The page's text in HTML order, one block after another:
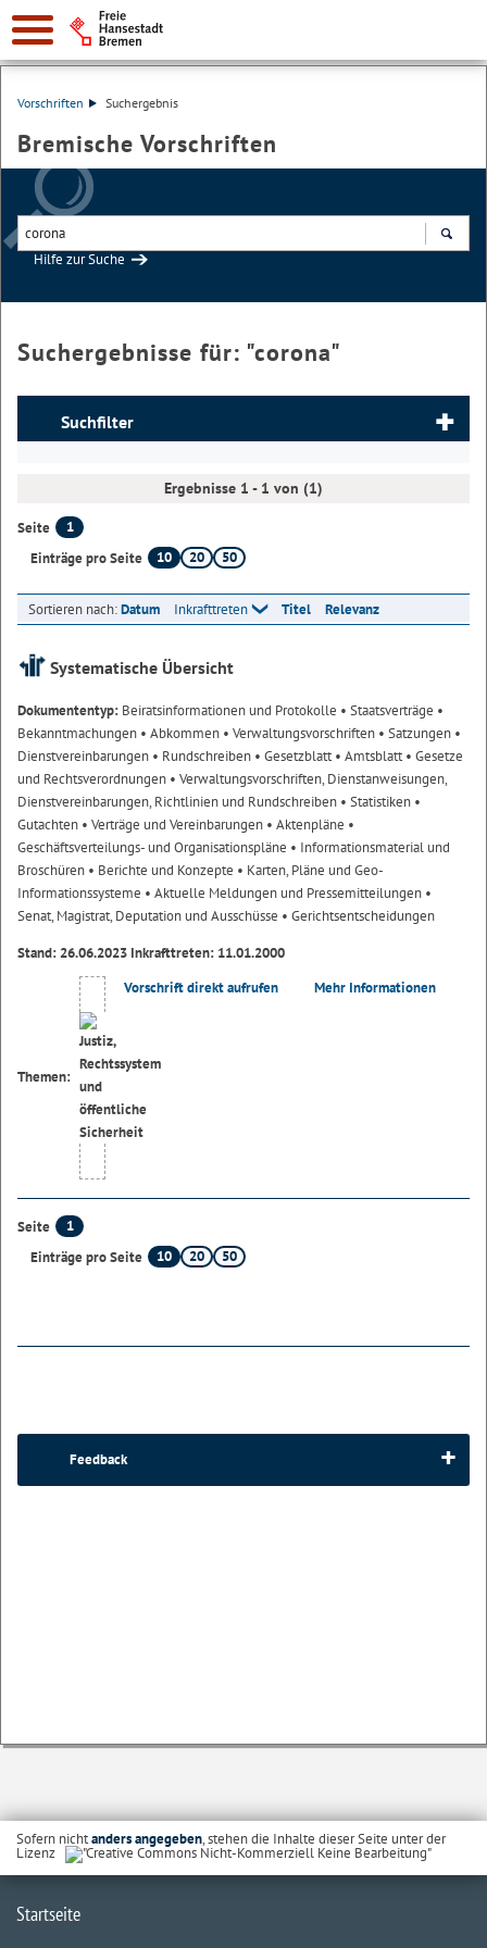
Vorschriften Suchergebnis
Bremische Vorschriften
Hilfe zur Suche
Suchergebnisse für: "corona"
Suchfilter
Ergebnisse 1 - 1 von (1)
Seite
1
Einträge pro Seite
10 20 50
Sortieren nach:Datum Inkrafttreten Titel Relevanz
Systematische Übersicht
Dokumententyp: Beiratsinformationen und Protokolle • Staatsverträge •
Bekanntmachungen • Abkommen • Verwaltungsvorschriften • Satzungen •
Dienstvereinbarungen • Rundschreiben • Gesetzblatt• Amtsblatt• Gesetze
und Rechtsverordnungen • Verwaltungsvorschriften, Dienstanweisungen,
Dienstvereinbarungen, Richtlinien und Rundschreiben • Statistiken •
Gutachten • Verträge und Vereinbarungen • Aktenpläne •
Geschäftsverteilungs- und Organisationspläne • Informationsmaterial und
Broschüren • Berichte und Konzepte • Karten, Pläne und Geo-
Informationssysteme • Aktuelle Meldungen und Pressemitteilungen •
Senat, Magistrat, Deputation und Ausschüsse • Gerichtsentscheidungen
Stand: 26.06.2023 Inkrafttreten: 11.01.2000
Themen:
Vorschrift direkt aufrufen Mehr Informationen
Seite
1
Einträge pro Seite
10 20 50
Feedback
Sofern nichtanders angegeben, stehen die Inhalte dieser Seite unter der
Lizenz
Startseite